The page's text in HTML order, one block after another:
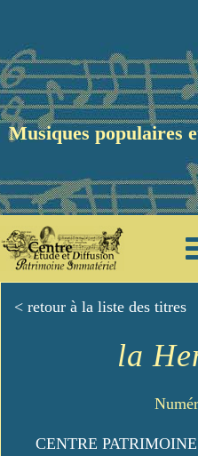
Musiques populaires
< retour à la liste des titres
la
CENTRE